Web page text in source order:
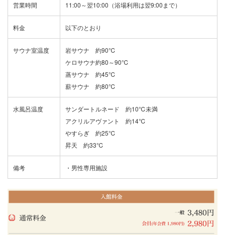
営業時間 11:00～翌10:00（浴場利用は翌9:00まで）
料金 以下のとおり
サウナ室温度
岩サウナ 約90℃
ケロサウナ約80～90℃
蒸サウナ 約45℃
薪サウナ 約80℃
水風呂温度
サンダートルネード 約10℃未満
アクリルアヴァント 約14℃
やすらぎ 約25℃
昇天 約33℃
備考 ・男性専用施設